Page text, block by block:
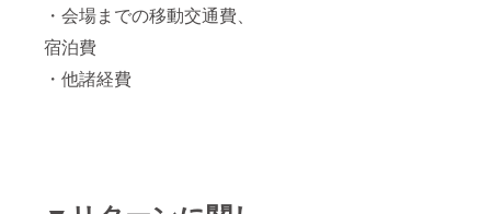
・会場までの移動交通費、
宿泊費
・他諸経費